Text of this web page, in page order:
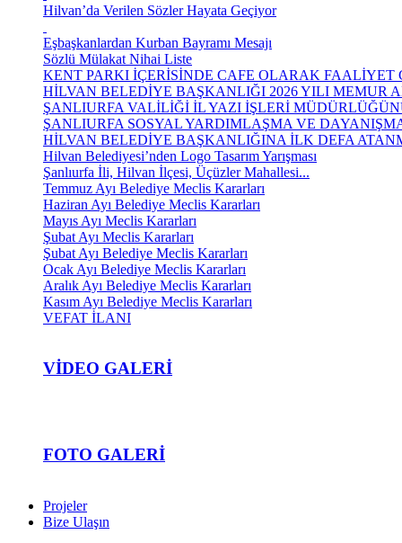
Hilvan’da Verilen Sözler Hayata Geçiyor
Eşbaşkanlardan Kurban Bayramı Mesajı
Sözlü Mülakat Nihai Liste
KENT PARKI İÇERİSİNDE CAFE OLARAK FAALİYET
HİLVAN BELEDİYE BAŞKANLIĞI 2026 YILI MEMUR
ŞANLIURFA VALİLİĞİ İL YAZI İŞLERİ
ŞANLIURFA SOSYAL YARDIMLAŞMA VE
HİLVAN BELEDİYE BAŞKANLIĞINA İLK DEFA
Hilvan Belediyesi’nden Logo Tasarım Yarışması
Şanlıurfa İli, Hilvan İlçesi, Üçüzler Mahallesi...
Temmuz Ayı Belediye Meclis Kararları
Haziran Ayı Belediye Meclis Kararları
Mayıs Ayı Meclis Kararları
Şubat Ayı Meclis Kararları
Şubat Ayı Belediye Meclis Kararları
Ocak Ayı Belediye Meclis Kararları
Aralık Ayı Belediye Meclis Kararları
Kasım Ayı Belediye Meclis Kararları
VEFAT İLANI
VIDEO GALERI
FOTO GALERI
Projeler
Bize Ulaşın